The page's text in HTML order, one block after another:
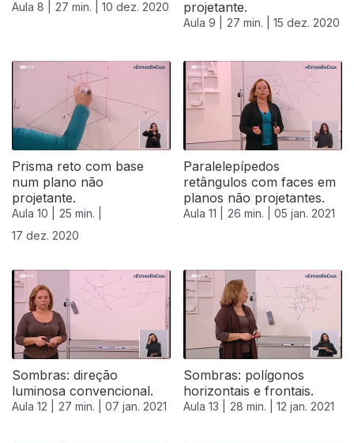
Aula 8 | 27 min. | 10 dez. 2020
projetante.
Aula 9 | 27 min. | 15 dez. 2020
Prisma reto com base
num plano não
projetante.
Aula 10 |
25 min. |
17 dez. 2020
Paralelepípedos
retângulos com faces em
planos não projetantes.
Aula 11 | 26 min. | 05 jan. 2021
515477
Sombras: direção
luminosa convencional.
Aula 12 | 27 min. | 07 jan. 2021
Sombras: polígonos
horizontais e frontais.
Aula 13 | 28 min. | 12 jan. 2021